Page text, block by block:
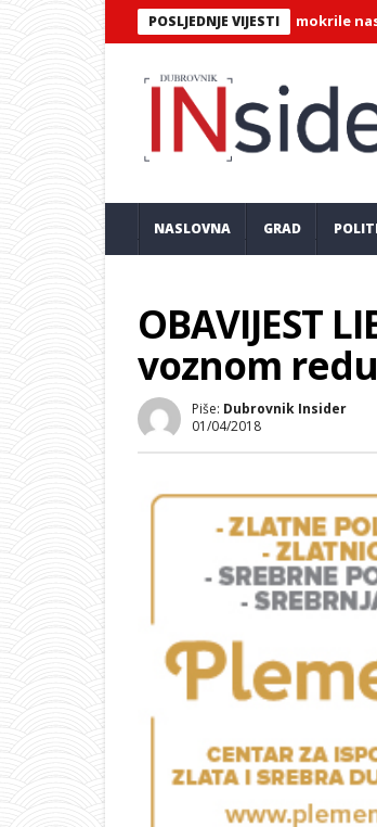
POSLJEDNJE VIJESTI
SNIMKA/Dvije djevojke mokrile nasred
NASLOVNA GRAD
OBAVIJEST
voznom
Piše: Dubrovnik Insider
01/04/2018